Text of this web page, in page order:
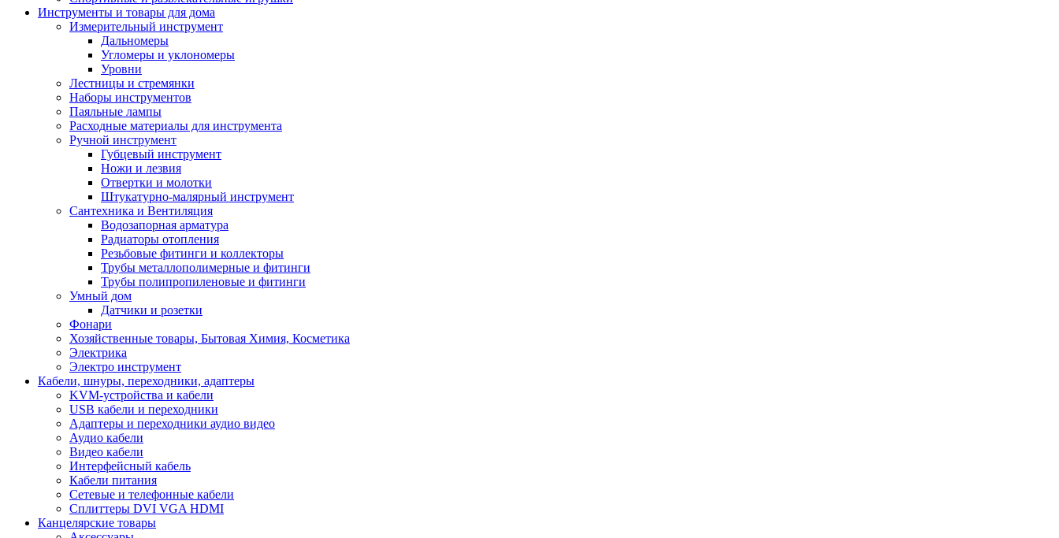
Инструменты и товары для дома
Измерительный инструмент
Дальномеры
Угломеры и уклономеры
Уровни
Лестницы и стремянки
Наборы инструментов
Паяльные лампы
Расходные материалы для инструмента
Ручной инструмент
Губцевый инструмент
Ножи и лезвия
Отвертки и молотки
Штукатурно-малярный инструмент
Сантехника и Вентиляция
Водозапорная арматура
Радиаторы отопления
Резьбовые фитинги и коллекторы
Трубы металлополимерные и фитинги
Трубы полипропиленовые и фитинги
Умный дом
Датчики и розетки
Фонари
Хозяйственные товары, Бытовая Химия, Косметика
Электрика
Электро инструмент
Кабели, шнуры, переходники, адаптеры
KVM-устройства и кабели
USB кабели и переходники
Адаптеры и переходники аудио видео
Аудио кабели
Видео кабели
Интерфейсный кабель
Кабели питания
Сетевые и телефонные кабели
Сплиттеры DVI VGA HDMI
Канцелярские товары